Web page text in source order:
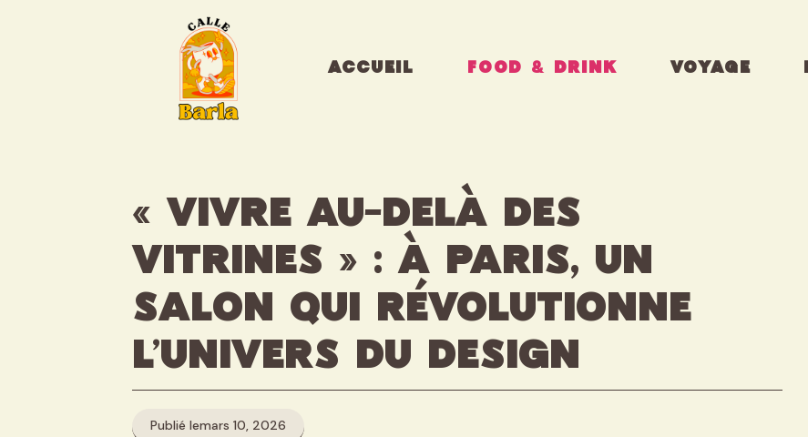
ACCUEIL FOOD & DRINK VOYAGE
« Vivre au-delà des
vitrines » : à Paris, un
salon qui révolutionne
l’univers du design
Publié lemars 10, 2026